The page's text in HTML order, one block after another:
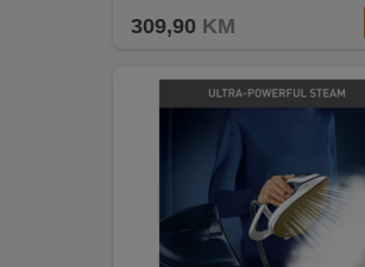
309,90 KM